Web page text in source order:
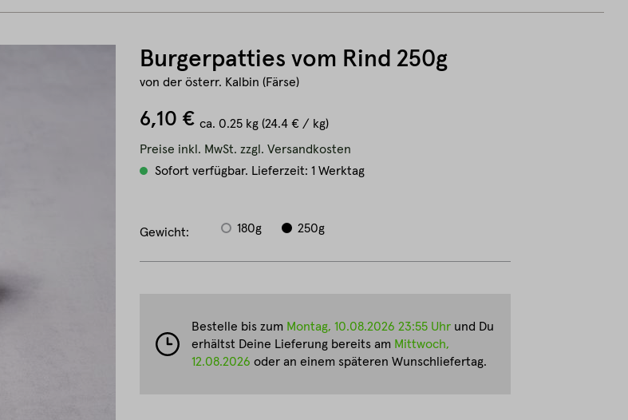
Burgerpatties vom Rind 250g
von der österr. Kalbin (Färse)
6,10 € ca. 0.25 kg (24.4 € / kg)
Preise inkl. MwSt. zzgl. Versandkosten
Sofort verfügbar. Lieferzeit: 1 Werktag
Gewicht: 180g 250g
Bestelle bis zum Montag, 10.08.2026 23:55 Uhr und Du
erhältst Deine Lieferung bereits am Mittwoch,
12.08.2026 oder an einem späteren Wunschliefertag.